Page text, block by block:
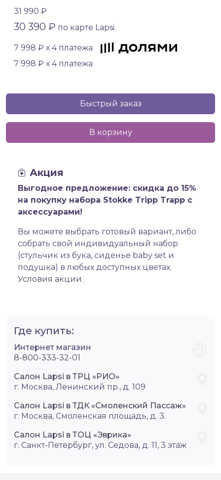
31 990 ₽
30 390 ₽ по карте Lapsi
7 998 ₽ х 4 платежа
7 998 ₽ х 4 платежа
Быстрый заказ
В корзину
Акция
Выгодное предложение: скидка до 15%
на покупку набора Stokke Tripp Trapp с
аксессуарами!
Вы можете выбрать готовый вариант, либо
собрать свой индивидуальный набор
(стульчик из бука, сиденье baby set и
подушка) в любых доступных цветах.
Условия акции.
Где купить:
Интернет магазин
8-800-333-32-01
Салон Lapsi в ТРЦ «РИО»
г. Москва, Ленинский пр., д. 109
Салон Lapsi в ТДК «Смоленский Пассаж»
г. Москва, Смоленская площадь, д. 3.
Салон Lapsi в ТОЦ «Эврика»
г. Санкт-Петербург, ул. Седова, д. 11, 3 этаж